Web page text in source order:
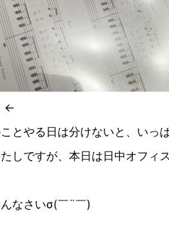
←
とやる日は分けないと、いっ
しですが、本日は日中オフィ
なさいσ(￣¨￣)